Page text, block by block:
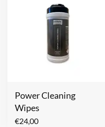
Power Cleaning
Wipes
€24,00